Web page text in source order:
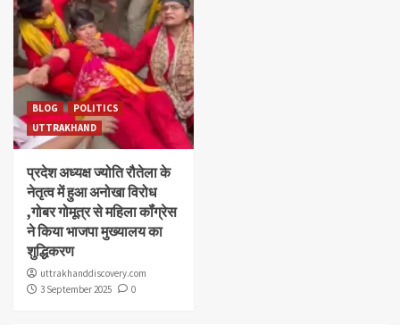
BLOG
POLITICS
UTTRAKHAND
प्रदेश अध्यक्ष ज्योति रौतेला के
नेतृत्व में हुआ अनोखा विरोध
,गोबर गोमूत्र से महिला कॉंग्रेस
ने किया भाजपा मुख्यालय का
शुद्धिकरण
uttrakhanddiscovery.com
3 September 2025
0